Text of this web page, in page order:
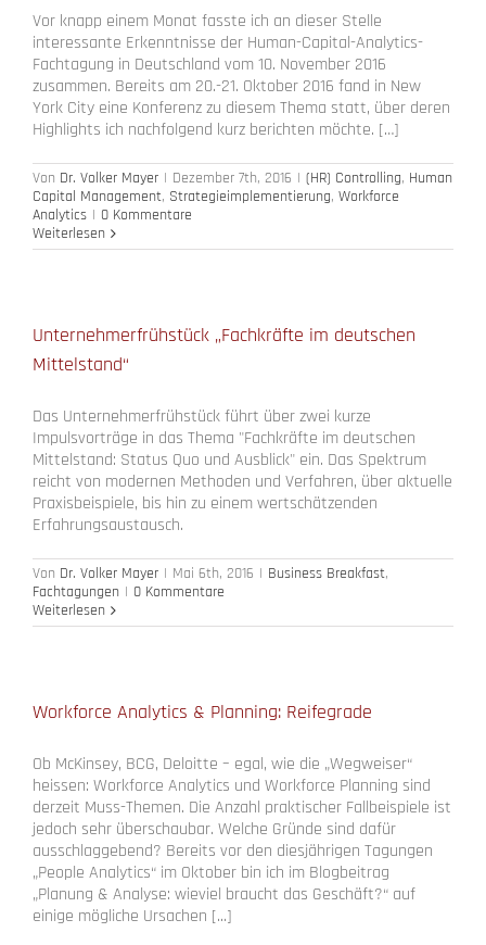
Vor knapp einem Monat fasste ich an dieser Stelle
interessante Erkenntnisse der Human-Capital-Analytics-
Fachtagung in Deutschland vom 10. November 2016
zusammen. Bereits am 20.-21. Oktober 2016 fand in New
York City eine Konferenz zu diesem Thema statt, über deren
Highlights ich nachfolgend kurz berichten möchte. […]
Von Dr. Volker Mayer | Dezember 7th, 2016 | (HR) Controlling, Human
Capital Management, Strategieimplementierung, Workforce
Analytics | 0 Kommentare
Weiterlesen
Unternehmerfrühstück „Fachkräfte im deutschen
Mittelstand“
Das Unternehmerfrühstück führt über zwei kurze
Impulsvorträge in das Thema "Fachkräfte im deutschen
Mittelstand: Status Quo und Ausblick" ein. Das Spektrum
reicht von modernen Methoden und Verfahren, über aktuelle
Praxisbeispiele, bis hin zu einem wertschätzenden
Erfahrungsaustausch.
Von Dr. Volker Mayer | Mai 6th, 2016 | Business Breakfast,
Fachtagungen | 0 Kommentare
Weiterlesen
Workforce Analytics & Planning: Reifegrade
Ob McKinsey, BCG, Deloitte – egal, wie die „Wegweiser“
heissen: Workforce Analytics und Workforce Planning sind
derzeit Muss-Themen. Die Anzahl praktischer Fallbeispiele ist
jedoch sehr überschaubar. Welche Gründe sind dafür
ausschlaggebend? Bereits vor den diesjährigen Tagungen
„People Analytics“ im Oktober bin ich im Blogbeitrag
„Planung & Analyse: wieviel braucht das Geschäft?“ auf
einige mögliche Ursachen [...]